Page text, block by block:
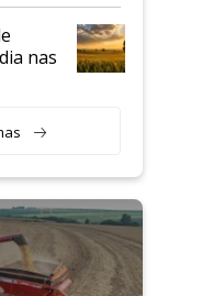
nas